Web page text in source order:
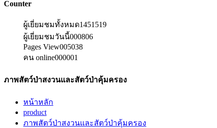
Counter
ผู้เยี่ยมชมทั้งหมด1451519
ผู้เยี่ยมชมวันนี้000806
Pages View005038
คน online000001
ภาพสัตว์ป่าสงวนและสัตว์ป่าคุ้มครอง
หน้าหลัก
product
ภาพสัตว์ป่าสงวนและสัตว์ป่าคุ้มครอง